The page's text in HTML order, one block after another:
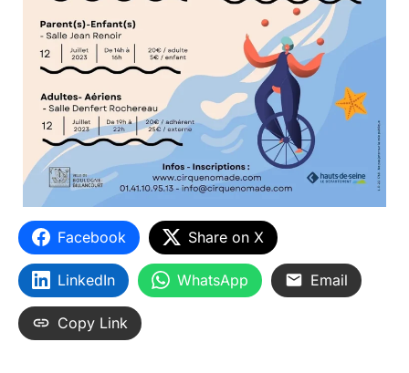
Facebook Share on X
LinkedIn WhatsApp Email
Copy Link